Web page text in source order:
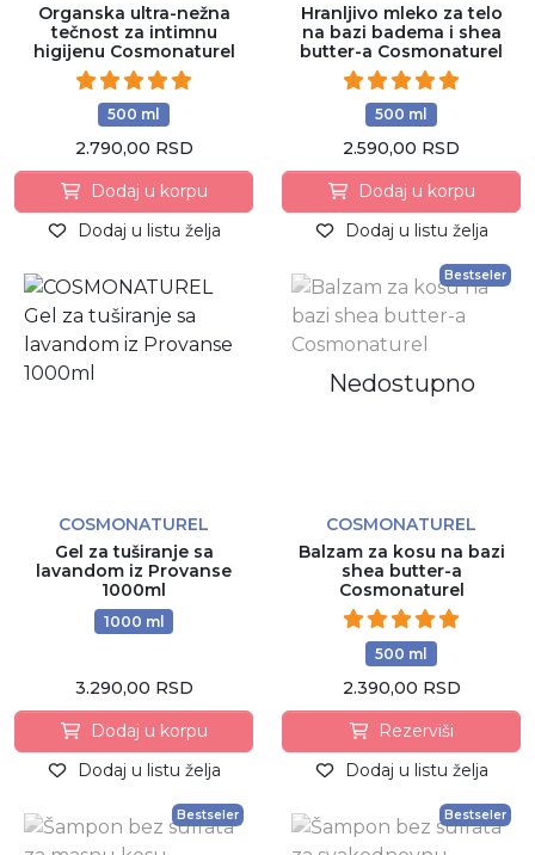
Organska ultra-nežna
tečnost za intimnu
higijenu Cosmonaturel
500 ml
2.790,00 RSD
Dodaj u korpu
Dodaj u listu želja
Hranljivo mleko za telo
na bazi badema i shea
butter-a Cosmonaturel
500 ml
2.590,00 RSD
Dodaj u korpu
Dodaj u listu želja
COSMONATUREL
Gel za tuširanje sa
lavandom iz Provanse
1000ml
1000 ml
3.290,00 RSD
Dodaj u korpu
Dodaj u listu želja
Bestseler
Nedostupno
COSMONATUREL
Balzam za kosu na bazi
shea butter-a
Cosmonaturel
500 ml
2.390,00 RSD
Rezerviši
Dodaj u listu želja
Bestseler Bestseler